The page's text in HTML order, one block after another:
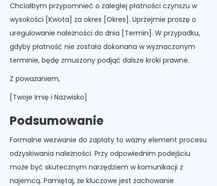
Chciałbym przypomnieć o zaległej płatności czynszu w
wysokości [Kwota] za okres [Okres]. Uprzejmie proszę o
uregulowanie należności do dnia [Termin]. W przypadku,
gdyby płatność nie została dokonana w wyznaczonym
terminie, będę zmuszony podjąć dalsze kroki prawne.
Z poważaniem,
[Twoje Imię i Nazwisko]
Podsumowanie
Formalne wezwanie do zapłaty to ważny element procesu
odzyskiwania należności. Przy odpowiednim podejściu
może być skutecznym narzędziem w komunikacji z
najemcą. Pamiętaj, że kluczowe jest zachowanie